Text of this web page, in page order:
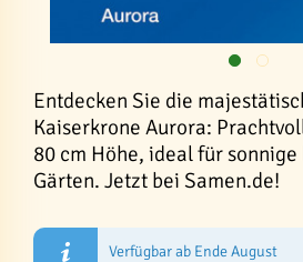
Entdecken Sie die
Kaiserkrone Aurora:
80 cm Höhe, ideal für
Gärten. Jetzt bei Samen.de!
Verfügbar ab Ende August